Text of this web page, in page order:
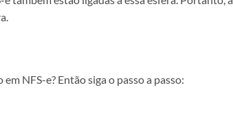
NFS-e? Então siga o passo a passo: